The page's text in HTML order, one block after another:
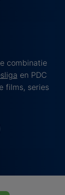
combinatie
en PDC
films, series